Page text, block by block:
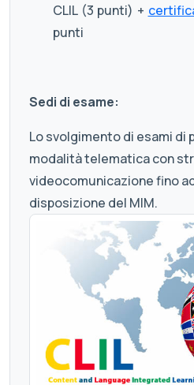
CLIL (3 punti) +
punti
Sedi di esame:
Lo svolgimento di esami
modalità telematica con
videocomunicazione fino
disposizione del MIM.